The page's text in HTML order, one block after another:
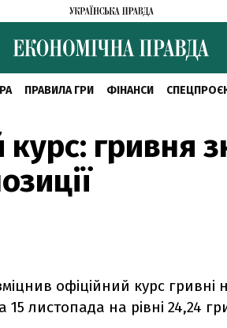
ПРАВИЛА ГРИ ФІНАНСИ
гривня
офіційний курс гривні
листопада на рівні 24,24